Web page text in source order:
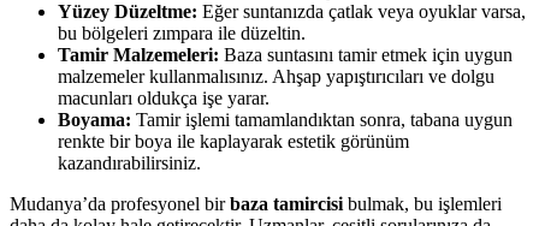
Yüzey Düzeltme: Eğer suntanızda çatlak veya oyuklar varsa,
bu bölgeleri zımpara ile düzeltin.
Tamir Malzemeleri: Baza suntasını tamir etmek için uygun
malzemeler kullanmalısınız. Ahşap yapıştırıcıları ve dolgu
macunları oldukça işe yarar.
Boyama: Tamir işlemi tamamlandıktan sonra, tabana uygun
renkte bir boya ile kaplayarak estetik görünüm
kazandırabilirsiniz.
Mudanya’da profesyonel birbaza tamircisi bulmak, bu işlemleri